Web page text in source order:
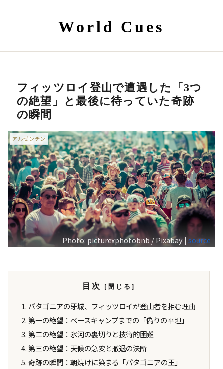
World Cues
フィッツロイ登山で遭遇した「3つ
の絶望」と最後に待っていた奇跡
の瞬間
アルゼンチン
Photo: picturexphotobnb / Pixabay |source
目次
パタゴニアの牙城、フィッツロイが登山者を拒む理由
第一の絶望：ベースキャンプまでの「偽りの平坦」
第二の絶望：氷河の裏切りと技術的困難
第三の絶望：天候の急変と撤退の決断
奇跡の瞬間：朝焼けに染まる「パタゴニアの王」